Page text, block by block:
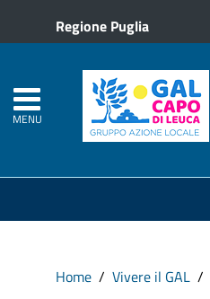
Regione Puglia
MENU
Home Vivere il GAL